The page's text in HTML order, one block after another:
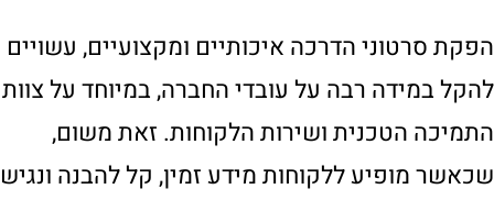
הפקת סרטוני הדרכה איכותיים ומקצועיים, עשויים
להקל במידה רבה על עובדי החברה, במיוחד על צוות
התמיכה הטכנית ושירות הלקוחות. זאת משום,
שכאשר מופיע ללקוחות מידע זמין, קל להבנה ונגיש